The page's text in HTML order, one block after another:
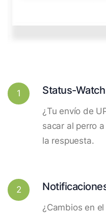
1 Status-Watch
¿Tu envío de
sacar al perro
la respuesta.
2
¿Cambios en